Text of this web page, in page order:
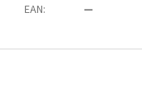
EAN: —
Z